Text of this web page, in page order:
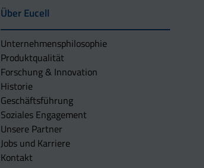
Über Eucell
Unternehmens­philosophie
Produktqualität
Forschung & Innovation
Historie
Geschäftsführung
Soziales Engagement
Unsere Partner
Jobs und Karriere
Kontakt